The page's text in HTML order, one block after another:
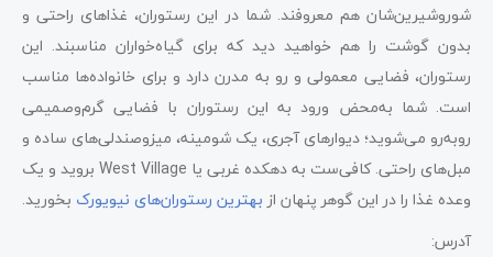
شوروشیرین‌شان هم معروفند. شما در این رستوران، غذاهای راحتی و
بدون گوشت را هم خواهید دید که برای گیاه‌خواران مناسبند. این
رستوران، فضایی معمولی و رو به مدرن دارد و برای خانواده‌ها مناسب
است. شما به‌‌محض ورود به این رستوران با فضایی گرم‌وصمیمی
روبه‌رو می‌شوید؛ دیوارهای آجری، یک شومینه، میزوصندلی‌های ساده و
مبل‌های راحتی. کافی‌ست به دهکده غربی یا West Village بروید و یک
وعده غذا را در این گوهر پنهان ازبهترین رستوران‌های نیویورک بخورید.
آدرس: